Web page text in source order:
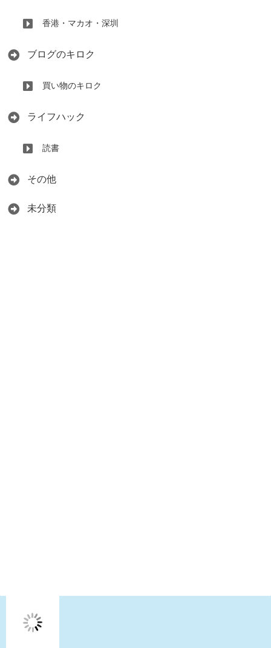
香港・マカオ・深圳
ブログのキロク
買い物のキロク
ライフハック
読書
その他
未分類